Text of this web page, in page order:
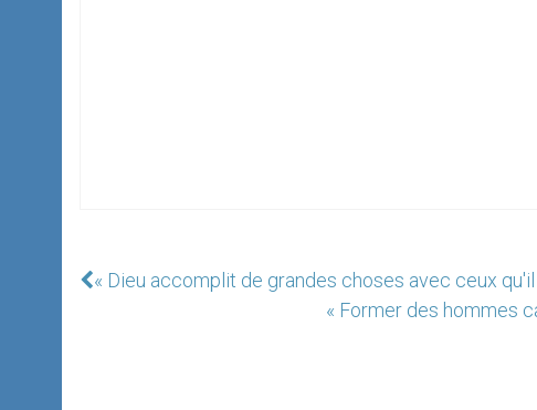
« Dieu accomplit de grandes choses avec ceux
« Former des hommes